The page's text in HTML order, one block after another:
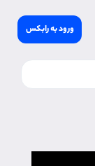
ورود به رابکس